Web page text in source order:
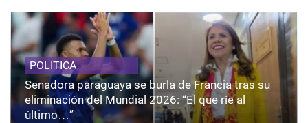
POLITICA
Senadora paraguaya se burla de Francia tras su
eliminación del Mundial 2026: “El que ríe al
último…”